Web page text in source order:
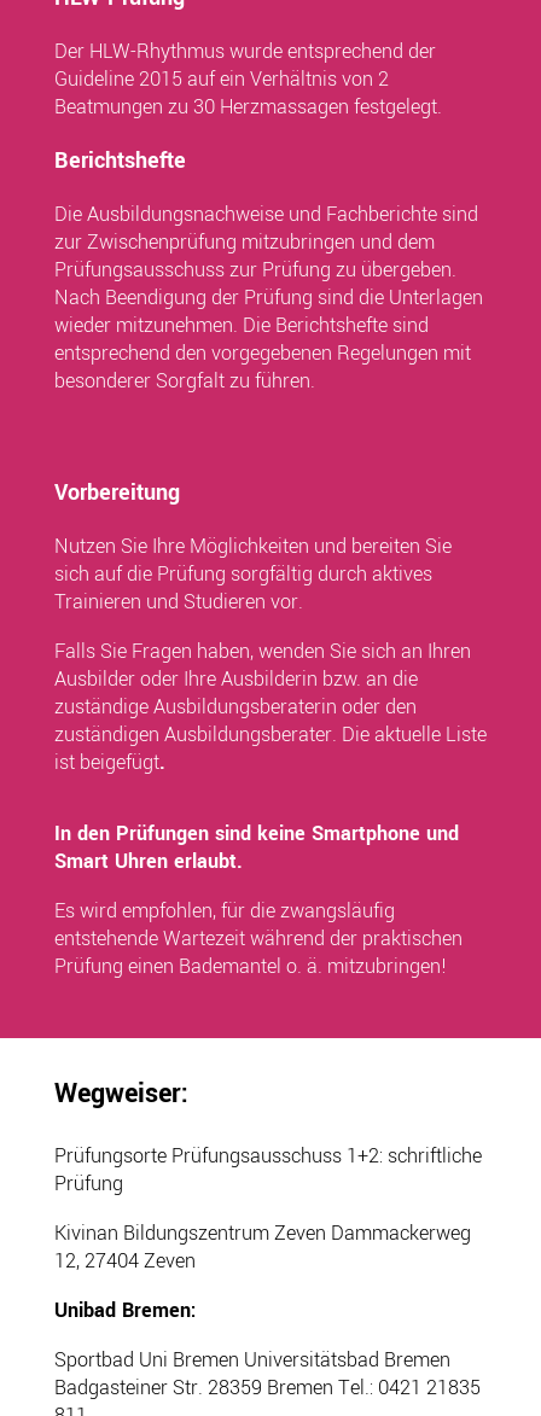
Der HLW-Rhythmus wurde entsprechend der
Guideline 2015 auf ein Verhältnis von 2
Beatmungen zu 30 Herzmassagen festgelegt.
Berichtshefte
Die Ausbildungsnachweise und Fachberichte sind
zur Zwischenprüfung mitzubringen und dem
Prüfungsausschuss zur Prüfung zu übergeben.
Nach Beendigung der Prüfung sind die Unterlagen
wieder mitzunehmen. Die Berichtshefte sind
entsprechend den vorgegebenen Regelungen mit
besonderer Sorgfalt zu führen.
Vorbereitung
Nutzen Sie Ihre Möglichkeiten und bereiten Sie
sich auf die Prüfung sorgfältig durch aktives
Trainieren und Studieren vor.
Falls Sie Fragen haben, wenden Sie sich an Ihren
Ausbilder oder Ihre Ausbilderin bzw. an die
zuständige Ausbildungsberaterin oder den
zuständigen Ausbildungsberater. Die aktuelle Liste
ist beigefügt.
In den Prüfungen sind keine Smartphone und
Smart Uhren erlaubt.
Es wird empfohlen, für die zwangsläufig
entstehende Wartezeit während der prak­tischen
Prüfung einen Bademantel o. ä. mitzubringen!
Wegweiser:
Prüfungsorte Prüfungsausschuss 1+2: schriftliche
Prüfung
Kivinan Bildungszentrum Zeven Dammackerweg
12, 27404 Zeven
Unibad Bremen:
Sportbad Uni Bremen Universitätsbad Bremen
Badgasteiner Str. 28359 Bremen Tel.: 0421 21835